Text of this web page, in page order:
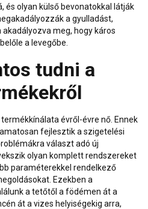
és olyan külső bevonatokkal látják
a gyulladást,
meg, hogy káros
a levegőbe.
tudni a
évről-évre nő. Ennek
fejlesztik a szigetelési
választ adó új
olyan komplett rendszereket
paraméterekkel rendelkező
Ezekben a
a tetőtől a födémen át a
át a vizes helyiségekig arra,